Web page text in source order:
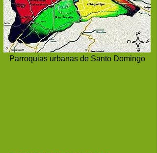
Parroquias urbanas de Santo Domingo